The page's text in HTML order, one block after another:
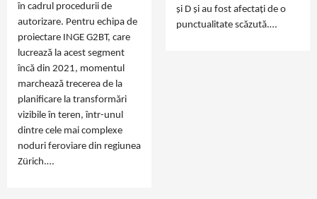
în cadrul procedurii de
autorizare. Pentru echipa de
proiectare INGE G2BT, care
lucrează la acest segment
încă din 2021, momentul
marchează trecerea de la
planificare la transformări
vizibile în teren, într-unul
dintre cele mai complexe
noduri feroviare din regiunea
Zürich.…
și D și au fost afectați de o
punctualitate scăzută.…